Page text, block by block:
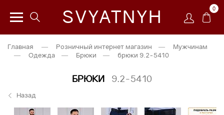
SVYATNYH 0
Главная — Розничный интернет магазин —
Мужчинам
—
Одежда — Брюки — брюки 9.2-5410
БРЮКИ 9.2-5410
Назад